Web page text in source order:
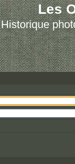
Les
Historique